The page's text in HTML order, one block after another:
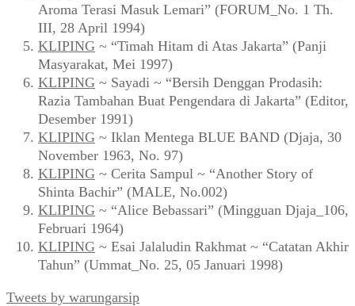
Aroma Terasi Masuk Lemari” (FORUM_No. 1 Th.
III, 28 April 1994)
KLIPING ~ “Timah Hitam di Atas Jakarta” (Panji
Masyarakat, Mei 1997)
KLIPING ~ Sayadi ~ “Bersih Denggan Prodasih:
Razia Tambahan Buat Pengendara di Jakarta” (Editor,
Desember 1991)
KLIPING ~ Iklan Mentega BLUE BAND (Djaja, 30
November 1963, No. 97)
KLIPING ~ Cerita Sampul ~ “Another Story of
Shinta Bachir” (MALE, No.002)
KLIPING ~ “Alice Bebassari” (Mingguan Djaja_106,
Februari 1964)
KLIPING ~ Esai Jalaludin Rakhmat ~ “Catatan Akhir
Tahun” (Ummat_No. 25, 05 Januari 1998)
Tweets by warungarsip